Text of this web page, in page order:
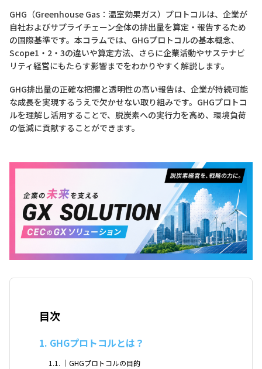
GHG（Greenhouse Gas：温室効果ガス）プロトコルは、企業が
自社およびサプライチェーン全体の排出量を算定・報告するため
の国際基準です。本コラムでは、GHGプロトコルの基本概念、
Scope1・2・3の違いや算定方法、さらに企業活動やサステナビ
リティ経営にもたらす影響までをわかりやすく解説します。
GHG排出量の正確な把握と透明性の高い報告は、企業が持続可能
な成長を実現するうえで欠かせない取り組みです。GHGプロトコ
ルを理解し活用することで、脱炭素への実行力を高め、環境負荷
の低減に貢献することができます。
目次
1 GHGプロトコルとは？
1.1
｜GHGプロトコルの目的